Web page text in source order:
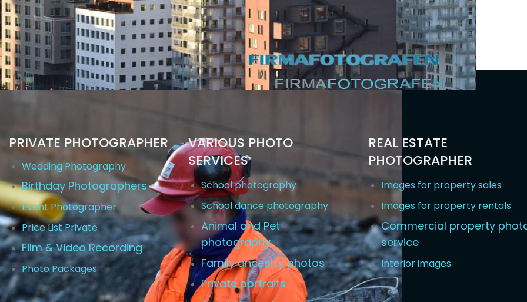
PRIVATE PHOTOGRAPHER
Wedding Photography
Birthday Photographers
Event Photographer
Price List Private
Film & Video Recording
Photo Packages
VARIOUS PHOTO
SERVICES
School photography
School dance photography
Animal and Pet
photography
Family ancestry photos
Private portraits
REAL ESTATE
PHOTOGRAPHER
Images for property sales
Images for property rentals
Commercial property
service
Interior images